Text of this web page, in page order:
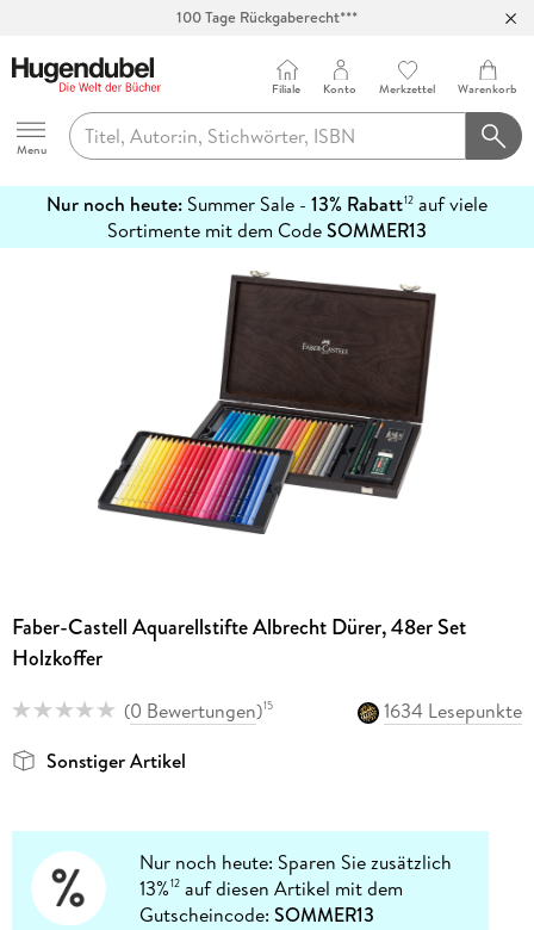
100 Tage Rückgaberecht***
Hugendubel
Menu
Filiale Konto Merkzettel Warenkorb
Nur noch heute: Summer Sale - 13% Rabatt12 auf viele
Sortimente mit dem CodeSOMMER13
erfahren
Faber-Castell Aquarellstifte Albrecht Dürer, 48er Set
Holzkoffer
(0 Bewertungen)15
1634 Lesepunkte
Sonstiger Artikel
Nur noch heute: Sparen Sie zusätzlich
13%12 auf diesen Artikel mit dem
Gutscheincode:SOMMER13